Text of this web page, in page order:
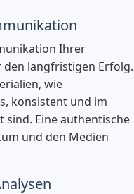
Ihrer
langfristigen Erfolg.
wie
konsistent und im
Eine authentische
und den Medien